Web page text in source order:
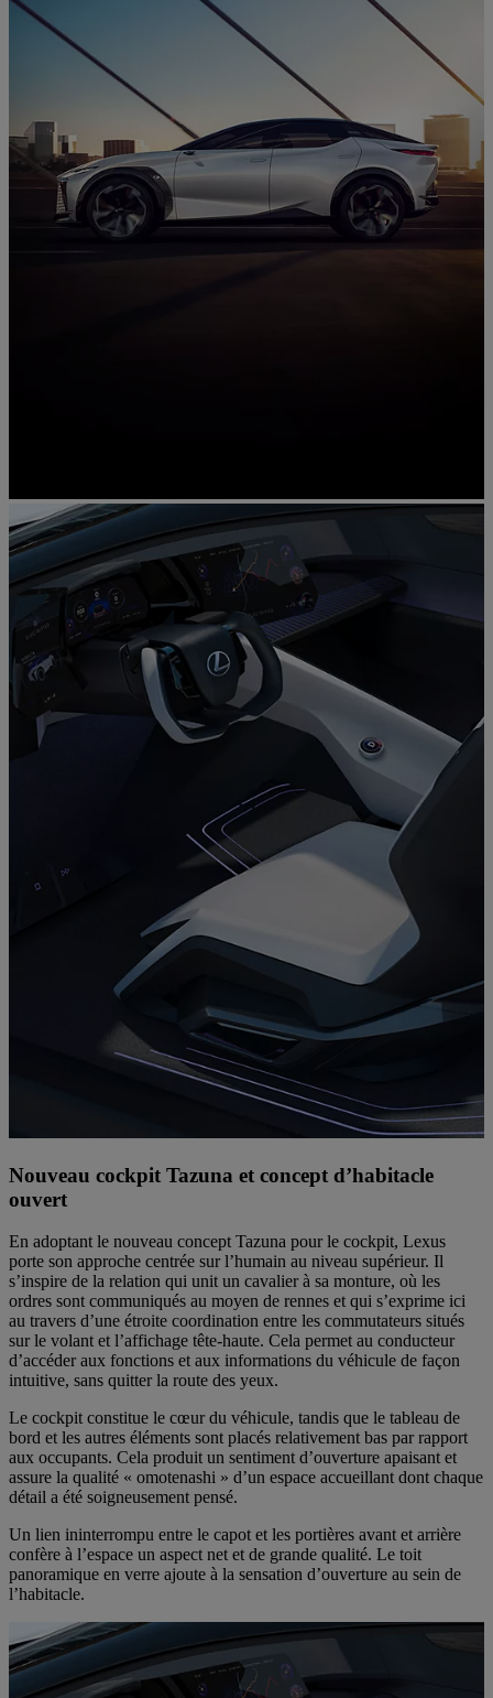
Nouveau cockpit Tazuna et concept d’habitacle
ouvert
En adoptant le nouveau concept Tazuna pour le cockpit, Lexus
porte son approche centrée sur l’humain au niveau supérieur. Il
s’inspire de la relation qui unit un cavalier à sa monture, où les
ordres sont communiqués au moyen de rennes et qui s’exprime ici
au travers d’une étroite coordination entre les commutateurs situés
sur le volant et l’affichage tête-haute. Cela permet au conducteur
d’accéder aux fonctions et aux informations du véhicule de façon
intuitive, sans quitter la route des yeux.
Le cockpit constitue le cœur du véhicule, tandis que le tableau de
bord et les autres éléments sont placés relativement bas par rapport
aux occupants. Cela produit un sentiment d’ouverture apaisant et
assure la qualité « omotenashi » d’un espace accueillant dont chaque
détail a été soigneusement pensé.
Un lien ininterrompu entre le capot et les portières avant et arrière
confère à l’espace un aspect net et de grande qualité. Le toit
panoramique en verre ajoute à la sensation d’ouverture au sein de
l’habitacle.